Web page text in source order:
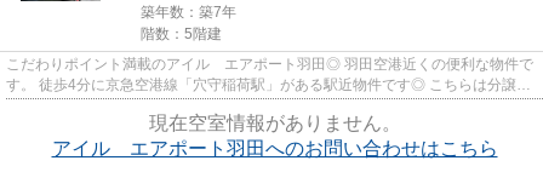
築年数：築7年
階数：5階建
こだわりポイント満載のアイル エアポート羽田◎ 羽田空港近くの便利な物件で
す。 徒歩4分に京急空港線「穴守稲荷駅」がある駅近物件です◎ こちらは分譲賃
現在空室情報がありません。
アイル エアポート羽田へのお問い合わせはこちら